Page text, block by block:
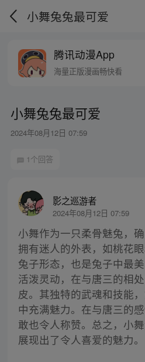
小舞兔兔最可爱
腾讯动漫App
海量正版漫画畅快看
小舞兔兔最可爱
2024年08月12日 07:59
1个回答
影之巡游者
2024年08月12日 07:59
小舞作为一只柔骨魅兔，
拥有迷人的外表，如桃花
兔子形态，也是兔子中最
活泼灵动，在与唐三的相
皮。其独特的武魂和技能
中充满魅力。在与唐三的
敢也令人称赞。总之，小
展现出了令人喜爱的魅力。